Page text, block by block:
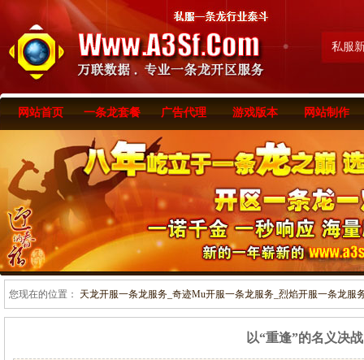
私服
网站首页 一条龙套餐 广告代理 游戏版本 网站制作
您现在的位置： 天龙开服一条龙服务_奇迹Mu开服一条龙服务_烈焰开服一条龙服
以“重逢”的名义决战